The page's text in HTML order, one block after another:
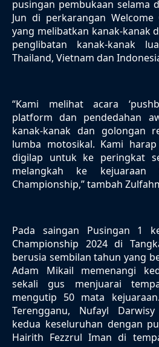
pusingan pembukaan selama
Jun di perkarangan Welcome
yang melibatkan kanak-kanak
penglibatan kanak-kanak
Thailand, Vietnam dan
“Kami melihat acara
platform dan pendedahan
kanak-kanak dan golongan
lumba motosikal. Kami
digilap untuk ke peringkat
melangkah ke kejuaraan
Championship,” tambah
Pada saingan Pusingan 1
Championship 2024 di
berusia sembilan tahun yang
Adam Mikail memenangi
sekali gus menjuarai
mengutip 50 mata
Terengganu, Nufayl
kedua keseluruhan dengan
Hairith Fezzrul Iman di